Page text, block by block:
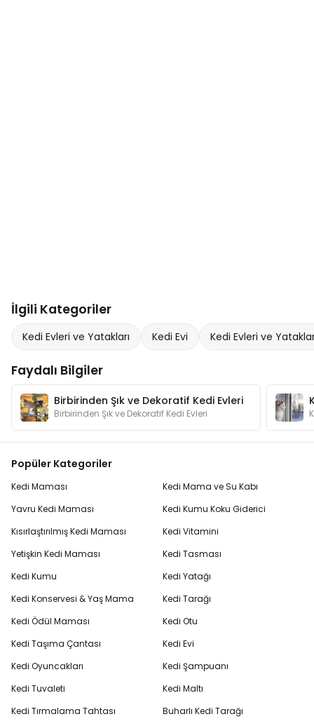
İlgili Kategoriler
Kedi Evleri ve Yatakları Kedi Evi Kedi Evleri ve
Faydalı Bilgiler
Birbirinden Şık ve Dekoratif Kedi Evleri
Birbirinden Şık ve Dekoratif Kedi Evleri
Popüler Kategoriler
Kedi Maması
Yavru Kedi Maması
Kısırlaştırılmış Kedi Maması
Yetişkin Kedi Maması
Kedi Kumu
Kedi Konservesi & Yaş Mama
Kedi Ödül Maması
Kedi Taşıma Çantası
Kedi Oyuncakları
Kedi Tuvaleti
Kedi Tırmalama Tahtası
Kedi Mama ve Su Kabı
Kedi Kumu Koku Giderici
Kedi Vitamini
Kedi Tasması
Kedi Yatağı
Kedi Tarağı
Kedi Otu
Kedi Evi
Kedi Şampuanı
Kedi Maltı
Buharlı Kedi Tarağı